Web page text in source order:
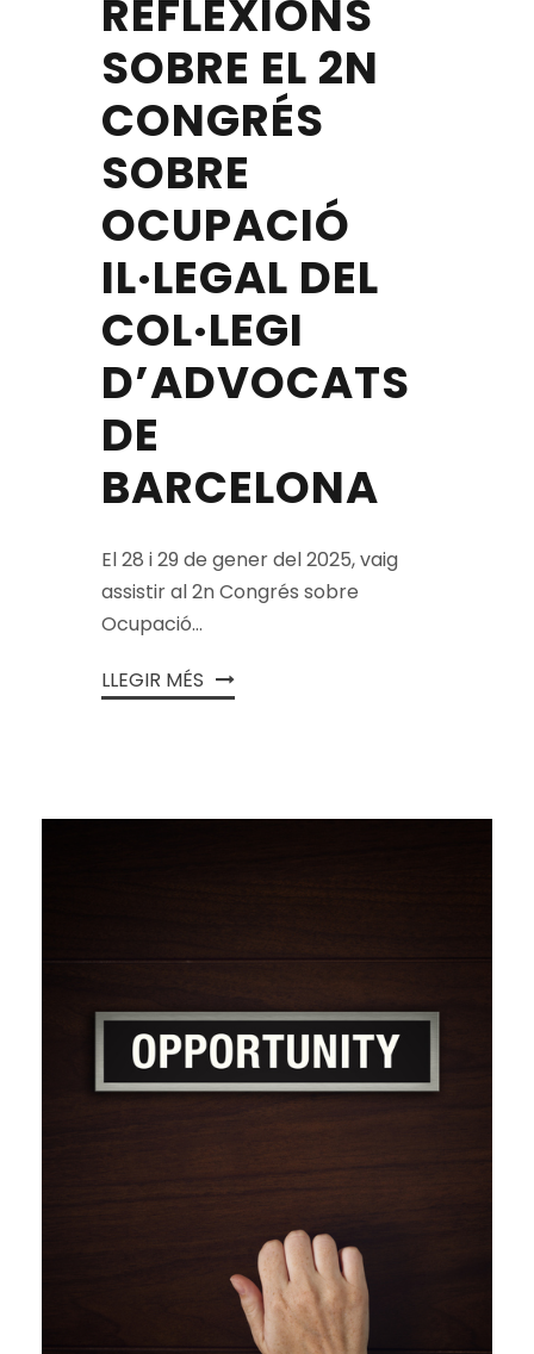
REFLEXIONS
SOBRE EL 2N
CONGRÉS
SOBRE
OCUPACIÓ
IL·LEGAL DEL
COL·LEGI
D’ADVOCATS
DE
BARCELONA
El 28 i 29 de gener del 2025, vaig
assistir al 2n Congrés sobre
Ocupació...
LLEGIR MÉS